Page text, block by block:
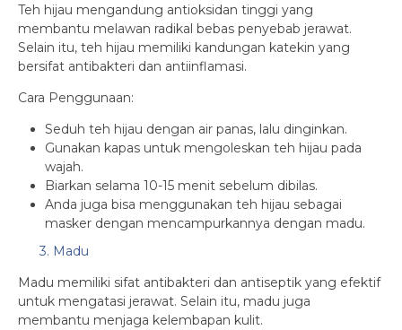
Teh hijau mengandung antioksidan tinggi yang
membantu melawan radikal bebas penyebab jerawat.
Selain itu, teh hijau memiliki kandungan katekin yang
bersifat antibakteri dan antiinflamasi.
Cara Penggunaan:
Seduh teh hijau dengan air panas, lalu dinginkan.
Gunakan kapas untuk mengoleskan teh hijau pada
wajah.
Biarkan selama 10-15 menit sebelum dibilas.
Anda juga bisa menggunakan teh hijau sebagai
masker dengan mencampurkannya dengan madu.
3. Madu
Madu memiliki sifat antibakteri dan antiseptik yang efektif
untuk mengatasi jerawat. Selain itu, madu juga
membantu menjaga kelembapan kulit.